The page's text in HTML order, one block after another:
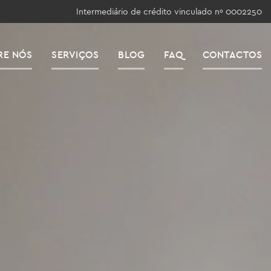
Intermediário de crédito vinculado nº 0002250
NÓS SERVIÇOS BLOG FAQ CONTACTOS